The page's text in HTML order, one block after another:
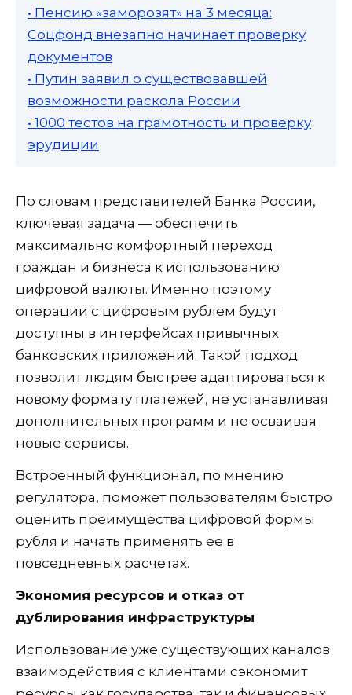
• Пенсию «заморозят» на 3 месяца:
Соцфонд внезапно начинает проверку
документов
• Путин заявил о существовавшей
возможности раскола России
• 1000 тестов на грамотность и проверку
эрудиции
По словам представителей Банка России,
ключевая задача — обеспечить
максимально комфортный переход
граждан и бизнеса к использованию
цифровой валюты. Именно поэтому
операции с цифровым рублем будут
доступны в интерфейсах привычных
банковских приложений. Такой подход
позволит людям быстрее адаптироваться к
новому формату платежей, не устанавливая
дополнительных программ и не осваивая
новые сервисы.
Встроенный функционал, по мнению
регулятора, поможет пользователям быстро
оценить преимущества цифровой формы
рубля и начать применять ее в
повседневных расчетах.
Экономия ресурсов и отказ от
дублирования инфраструктуры
Использование уже существующих каналов
взаимодействия с клиентами сэкономит